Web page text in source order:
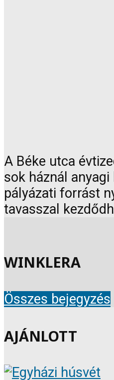
A Béke utca
sok háznál
pályázati forrást
tavasszal
WINKLERA
Összes bejegyzés
AJÁNLOTT